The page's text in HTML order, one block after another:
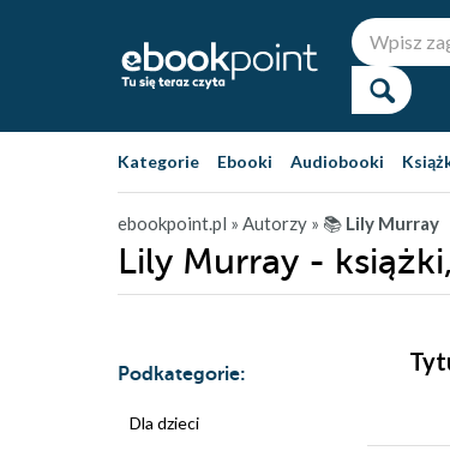
Kategorie Ebooki Audiobooki
ebookpoint.pl » Autorzy » 📚 Lily Murray
Lily Murray -
Podkategorie:
Dla dzieci